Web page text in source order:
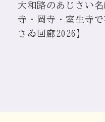
大和路のあじさい
寺・岡寺・室生寺
さゐ回廊2026】